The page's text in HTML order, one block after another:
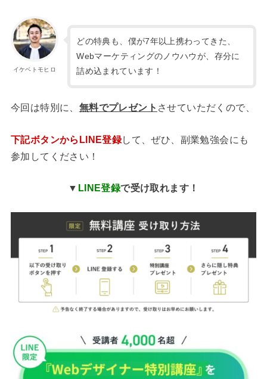
イケベトモヒロ
どの特典も、僕が7年以上携わってきた、
Webマーケティングのノウハウが、存分に
詰め込まれています！
今回は特別に、 無料でプレゼント させていただくので、
下記ボタンからLINE登録して、ぜひ、副業勉強会にも
参加してください！
▼ LINE登録で受け取れます！